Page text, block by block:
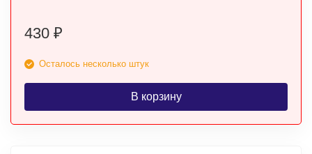
430 ₽
Осталось несколько штук
В корзину